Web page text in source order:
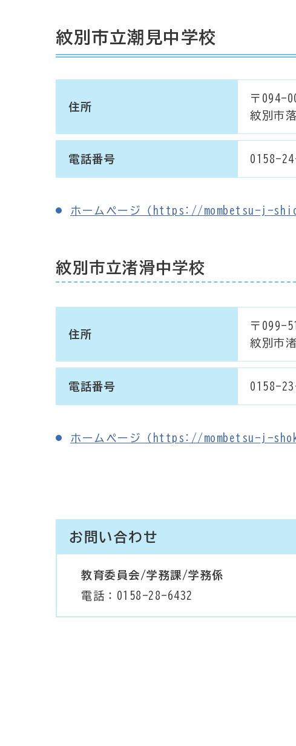
紋別市立潮見中学校
住所
〒094-
紋別市
電話番号 0158-
ホームページ（https://mombetsu-j-
紋別市立渚滑中学校
住所
〒099-
紋別市
電話番号 0158-
ホームページ（https://mombetsu-j-
お問い合わせ
教育委員会/学務課/学務係
電話：0158-28-6432